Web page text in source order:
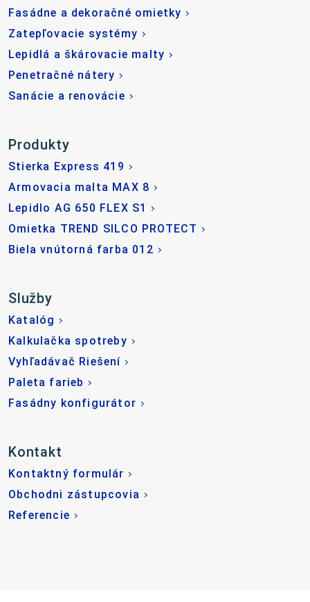
Fasádne a dekoračné omietky
Zatepľovacie systémy
Lepidlá a škárovacie malty
Penetračné nátery
Sanácie a renovácie
Produkty
Stierka Express 419
Armovacia malta MAX 8
Lepidlo AG 650 FLEX S1
Omietka TREND SILCO PROTECT
Biela vnútorná farba 012
Služby
Katalóg
Kalkulačka spotreby
Vyhľadávač Riešení
Paleta farieb
Fasádny konfigurátor
Kontakt
Kontaktný formulár
Obchodni zástupcovia
Referencie